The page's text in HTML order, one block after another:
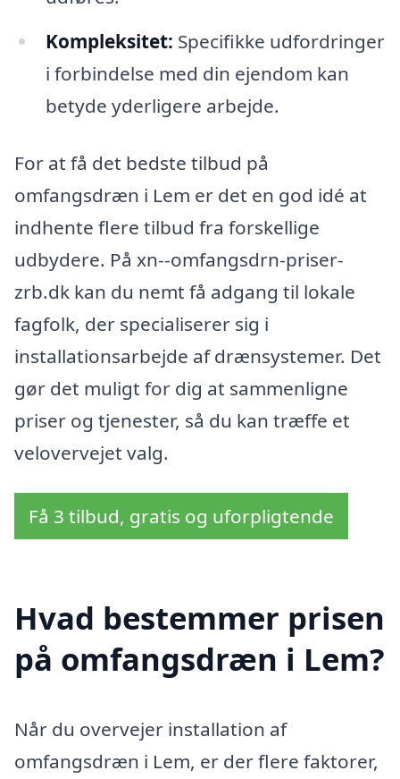
Kompleksitet: Specifikke udfordringer
i forbindelse med din ejendom kan
betyde yderligere arbejde.
For at få det bedste tilbud på
omfangsdræn i Lem er det en god idé at
indhente flere tilbud fra forskellige
udbydere. På xn--omfangsdrn-priser-
zrb.dk kan du nemt få adgang til lokale
fagfolk, der specialiserer sig i
installationsarbejde af drænsystemer. Det
gør det muligt for dig at sammenligne
priser og tjenester, så du kan træffe et
velovervejet valg.
Få 3 tilbud, gratis og uforpligtende
Hvad bestemmer prisen
på omfangsdræn i Lem?
Når du overvejer installation af
omfangsdræn i Lem, er der flere faktorer,